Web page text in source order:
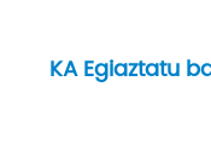
KA Egiaztatu